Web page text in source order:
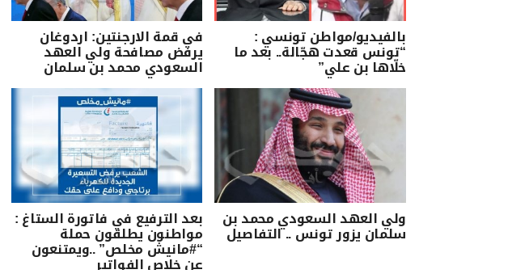
بالفيديو/مواطن تونسي :
“تونس قعدت هجّالة.. بعد ما
خلّاها بن علي”
في قمة الارجنتين: اردوغان
يرفض مصافحة ولي العهد
السعودي محمد بن سلمان
ولي العهد السعودي محمد بن
سلمان يزور تونس .. التفاصيل
بعد الترفيع في فاتورة الستاغ :
مواطنون يطلقون حملة
“#مانيش مخلص” ..ويمتنعون
عن خلاص الفواتير